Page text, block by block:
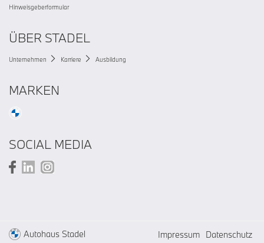
Hinweisgeberformular
ÜBER STADEL
Unternehmen Karriere Ausbildung
MARKEN
SOCIAL MEDIA
Autohaus Stadel Impressum Datenschutz